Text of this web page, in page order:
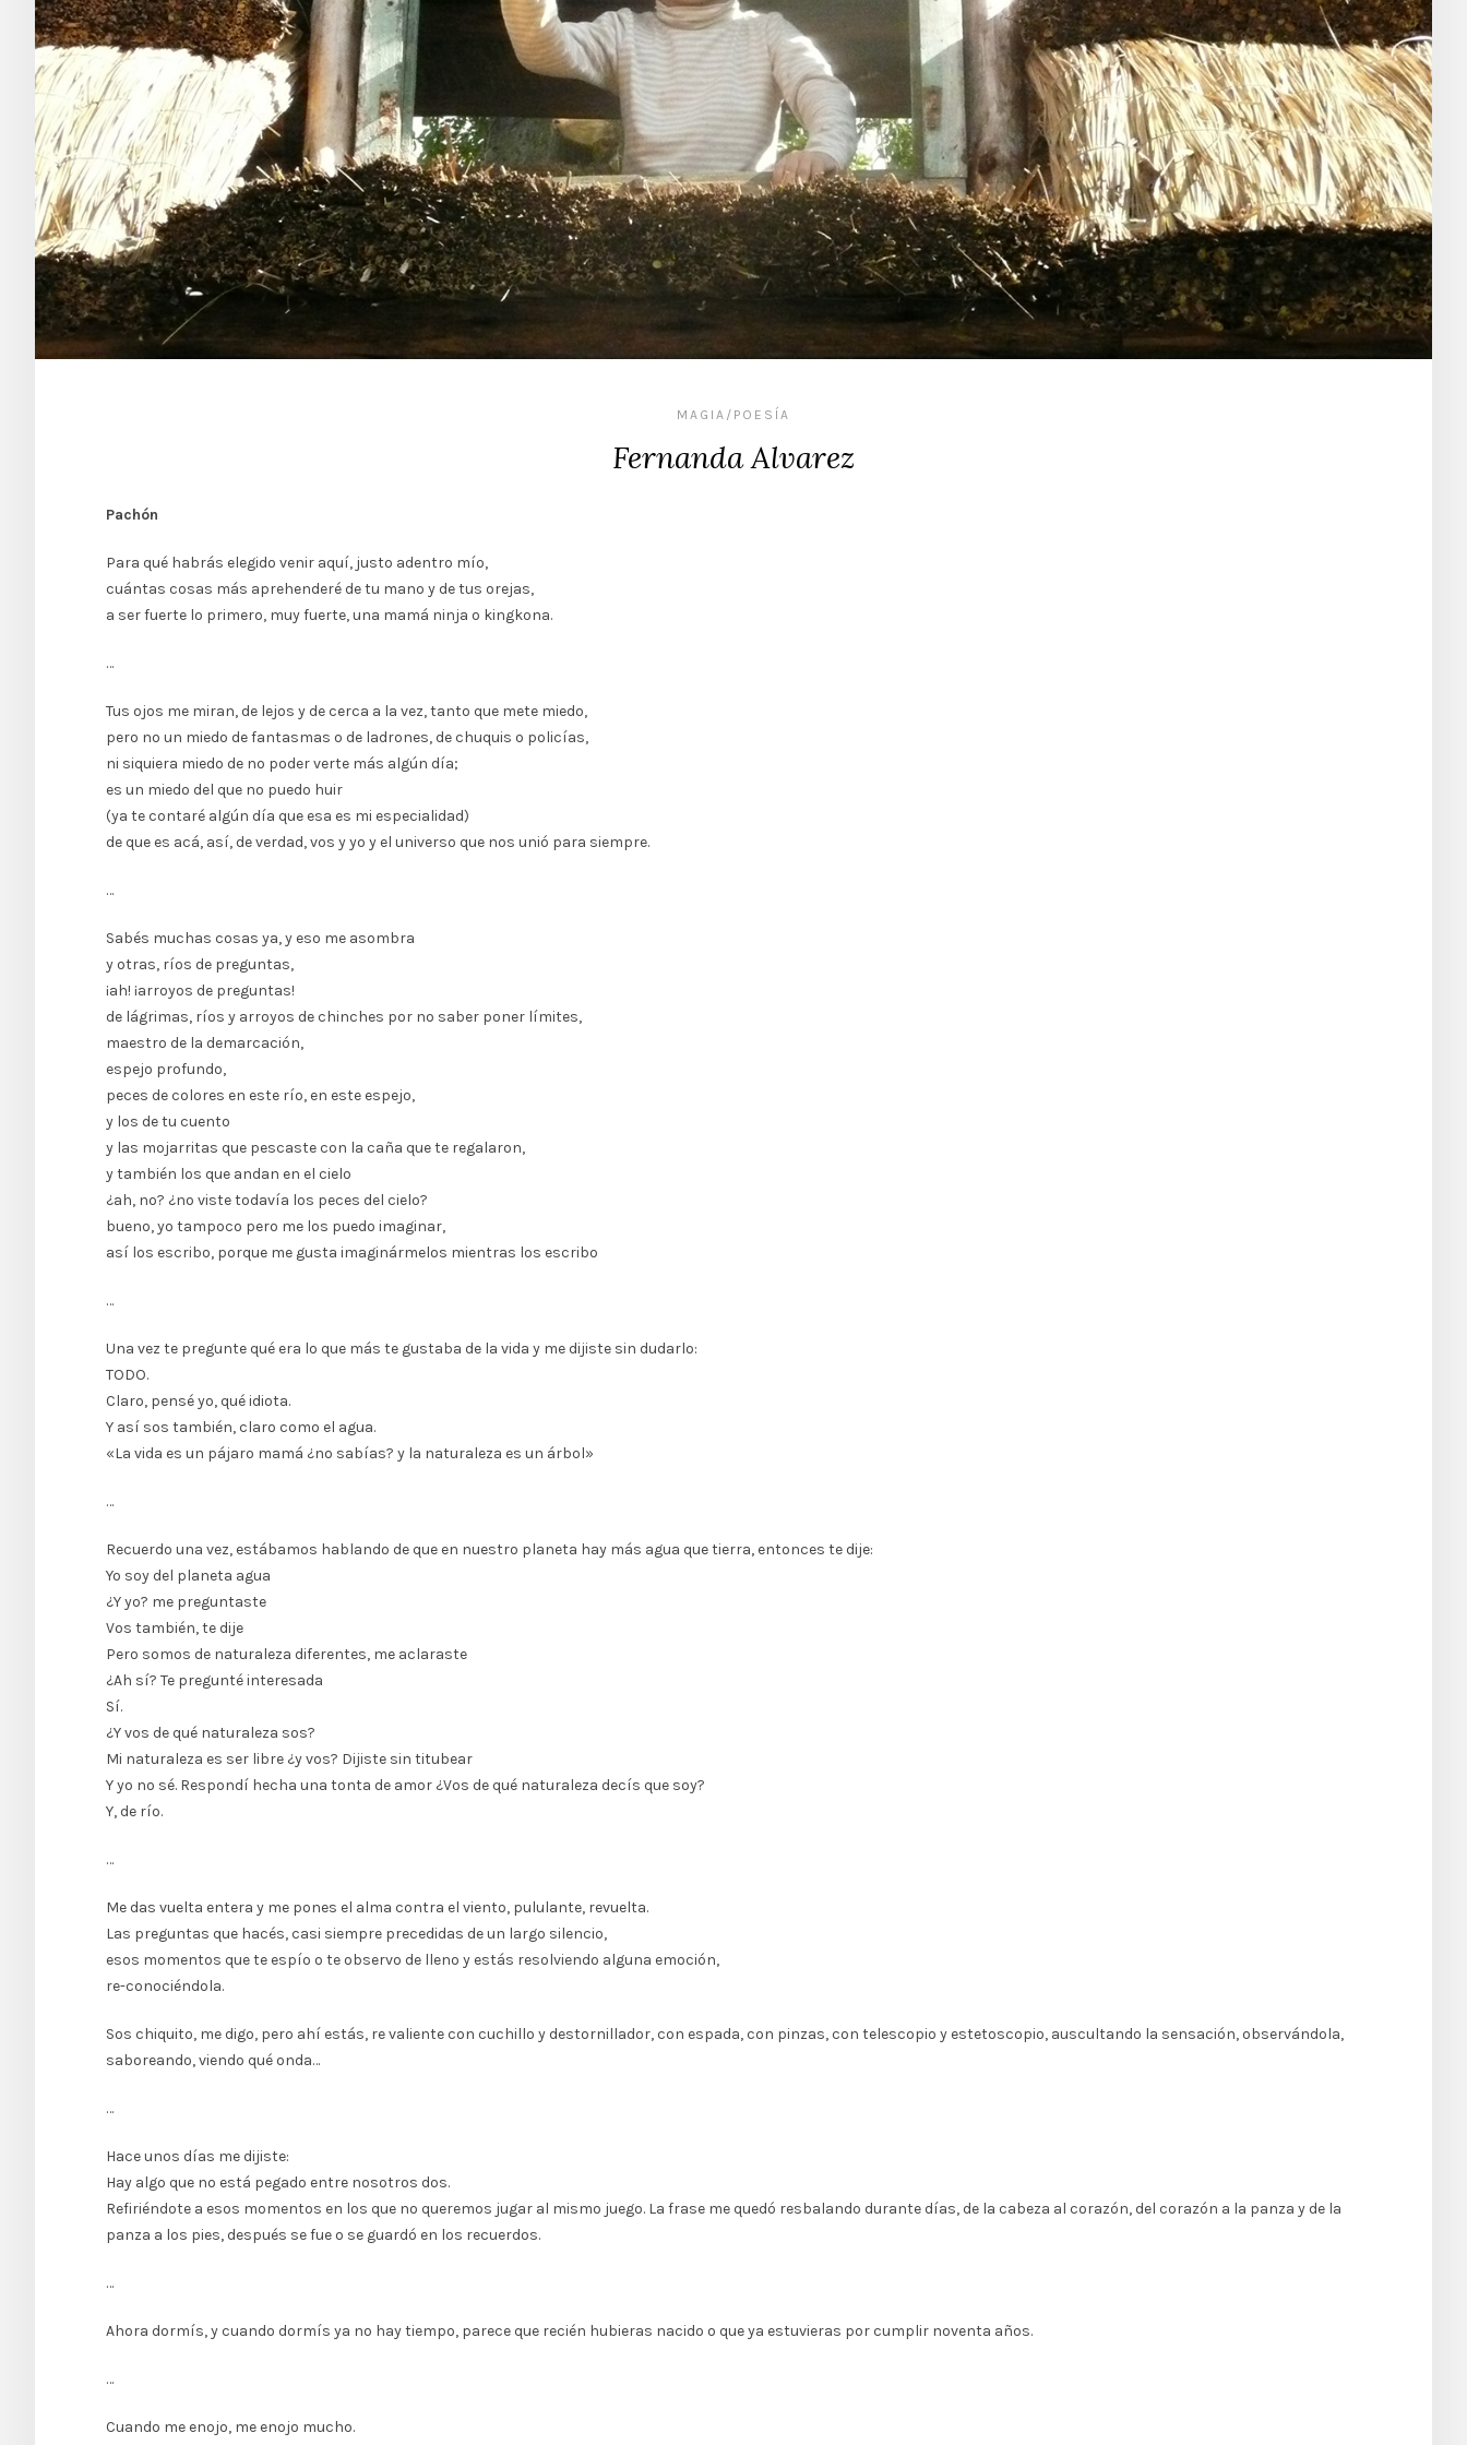
MAGIA/POESÍA
Fernanda Alvarez
Pachón
Para qué habrás elegido venir aquí, justo adentro mío,
cuántas cosas más aprehenderé de tu mano y de tus orejas,
a ser fuerte lo primero, muy fuerte, una mamá ninja o kingkona.
…
Tus ojos me miran, de lejos y de cerca a la vez, tanto que mete miedo,
pero no un miedo de fantasmas o de ladrones, de chuquis o policías,
ni siquiera miedo de no poder verte más algún día;
es un miedo del que no puedo huir
(ya te contaré algún día que esa es mi especialidad)
de que es acá, así, de verdad, vos y yo y el universo que nos unió para siempre.
…
Sabés muchas cosas ya, y eso me asombra
y otras, ríos de preguntas,
¡ah! ¡arroyos de preguntas!
de lágrimas, ríos y arroyos de chinches por no saber poner límites,
maestro de la demarcación,
espejo profundo,
peces de colores en este río, en este espejo,
y los de tu cuento
y las mojarritas que pescaste con la caña que te regalaron,
y también los que andan en el cielo
¿ah, no? ¿no viste todavía los peces del cielo?
bueno, yo tampoco pero me los puedo imaginar,
así los escribo, porque me gusta imaginármelos mientras los escribo
…
Una vez te pregunte qué era lo que más te gustaba de la vida y me dijiste sin dudarlo:
TODO.
Claro, pensé yo, qué idiota.
Y así sos también, claro como el agua.
«La vida es un pájaro mamá ¿no sabías? y la naturaleza es un árbol»
…
Recuerdo una vez, estábamos hablando de que en nuestro planeta hay más agua que tierra, entonces te dije:
Yo soy del planeta agua
¿Y yo? me preguntaste
Vos también, te dije
Pero somos de naturaleza diferentes, me aclaraste
¿Ah sí? Te pregunté interesada
Sí.
¿Y vos de qué naturaleza sos?
Mi naturaleza es ser libre ¿y vos? Dijiste sin titubear
Y yo no sé. Respondí hecha una tonta de amor ¿Vos de qué naturaleza decís que soy?
Y, de río.
…
Me das vuelta entera y me pones el alma contra el viento, pululante, revuelta.
Las preguntas que hacés, casi siempre precedidas de un largo silencio,
esos momentos que te espío o te observo de lleno y estás resolviendo alguna emoción,
re-conociéndola.
Sos chiquito, me digo, pero ahí estás, re valiente con cuchillo y destornillador, con espada, con pinzas, con telescopio y estetoscopio, auscultando la sensación, observándola,
saboreando, viendo qué onda…
…
Hace unos días me dijiste:
Hay algo que no está pegado entre nosotros dos.
Refiriéndote a esos momentos en los que no queremos jugar al mismo juego. La frase me quedó resbalando durante días, de la cabeza al corazón, del corazón a la panza y de la
panza a los pies, después se fue o se guardó en los recuerdos.
…
Ahora dormís, y cuando dormís ya no hay tiempo, parece que recién hubieras nacido o que ya estuvieras por cumplir noventa años.
…
Cuando me enojo, me enojo mucho.